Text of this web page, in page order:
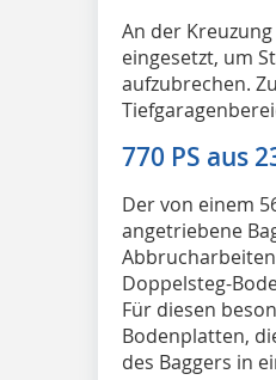
An der
eingesetzt, um
aufzubrechen.
770 PS aus
Der von einem
angetriebene
Doppelsteg-
Für diesen
Bodenplatten,
des Baggers in